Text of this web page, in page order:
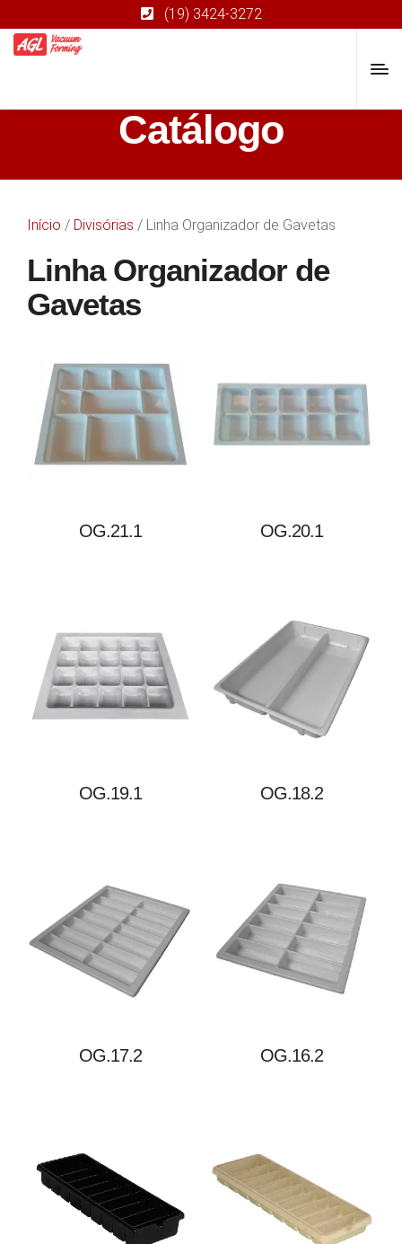
Catálogo
(19) 3424-3272
Início / Divisórias / Linha Organizador de Gavetas
Linha Organizador de
Gavetas
OG.21.1 OG.20.1
OG.19.1 OG.18.2
OG.17.2 OG.16.2